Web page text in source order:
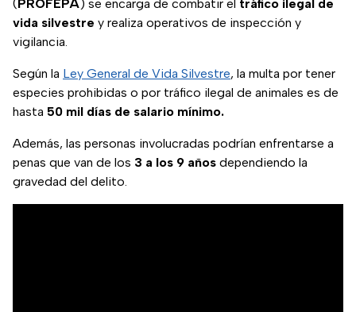
( PROFEPA) se encarga de combatir el tráfico ilegal de
vida silvestre y realiza operativos de inspección y
vigilancia.
Según la Ley General de Vida Silvestre, la multa por tener
especies prohibidas o por tráfico ilegal de animales es de
hasta 50 mil días de salario mínimo.
Además, las personas involucradas podrían enfrentarse a
penas que van de los 3 a los 9 años dependiendo la
gravedad del delito.